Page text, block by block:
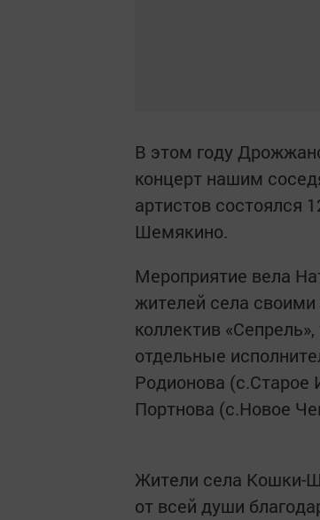
В этом году
концерт нашим
артистов состоялся
Шемякино.
Мероприятие вела
жителей села
коллектив
отдельные
Родионова (с.Старое
Портнова (с.Новое
Жители села Кошки-
от всей души